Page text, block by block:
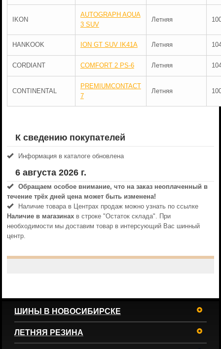
IKON
AUTOGRAPH AQUA
3 SUV
Летняя
HANKOOK ION GT SUV IK41A Летняя
CORDIANT COMFORT 2 PS-6 Летняя
CONTINENTAL
PREMIUMCONTACT
7
Летняя
К сведению покупателей
Информация в каталоге обновлена
6 августа 2026 г.
Обращаем особое внимание, что на заказ неоплаченный в
течениe трёх дней цена может быть изменена!
Наличие товара в Центрах продаж можно узнать по ссылке
Наличие в магазинахв строке "Остаток склада". При
необходимости мы доставим товар в интерсующий Вас шинный
центр.
ШИНЫ В НОВОСИБИРСКЕ
ЛЕТНЯЯ РЕЗИНА